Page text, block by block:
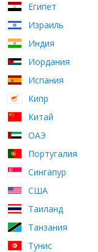
Египет
Израиль
Индия
Иордания
Испания
Кипр
Китай
ОАЭ
Португалия
Сингапур
США
Таиланд
Танзания
Тунис